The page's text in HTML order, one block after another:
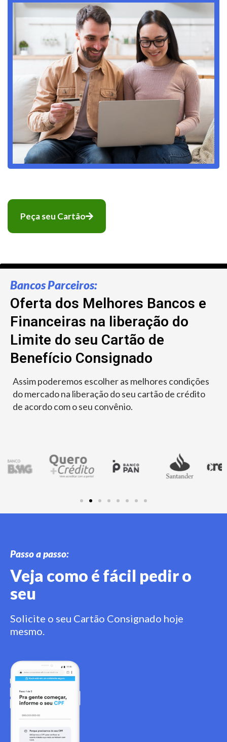
Peça seu Cartão
Bancos Parceiros:
Oferta dos Melhores Bancos e
Financeiras na liberação do
Limite do seu Cartão de
Benefício Consignado
Assim poderemos escolher as melhores condições
do mercado na liberação do seu cartão de crédito
de acordo com o seu convênio.
Passo a passo:
Veja como é fácil pedir o
seu
Solicite o seu Cartão Consignado hoje
mesmo.